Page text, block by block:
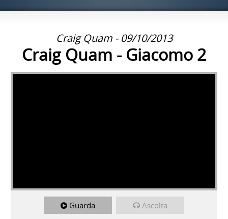
Craig Quam - 09/10/2013
Craig Quam - Giacomo 2
Guarda Ascolta